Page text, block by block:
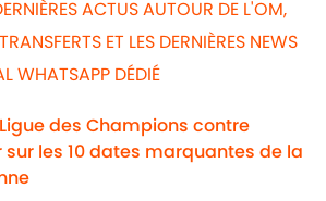
ACTUS AUTOUR DE L'OM,
ET LES DERNIÈRES NEWS
WHATSAPP DÉDIÉ
des Champions contre
sur les 10 dates marquantes de la